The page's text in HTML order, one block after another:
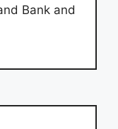
Bank and